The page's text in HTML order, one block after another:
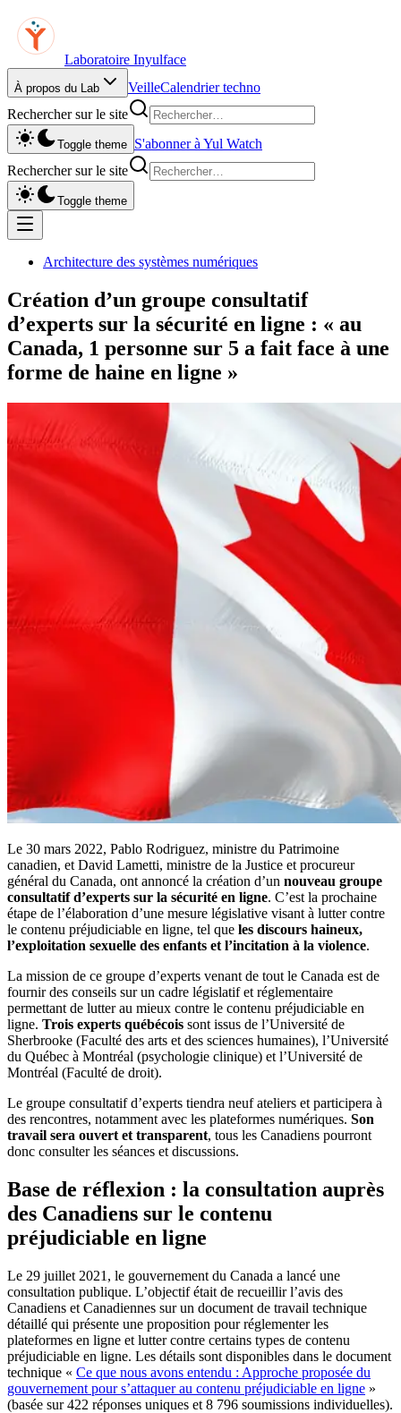
Laboratoire Inyulface
À propos du Lab VeilleCalendrier techno
Rechercher sur le site
Toggle theme S'abonner à Yul Watch
Rechercher sur le site
Toggle theme
Architecture des systèmes numériques
Création d’un groupe consultatif
d’experts sur la sécurité en ligne : « au
Canada, 1 personne sur 5 a fait face à une
forme de haine en ligne »
Le 30 mars 2022, Pablo Rodriguez, ministre du Patrimoine
canadien, et David Lametti, ministre de la Justice et procureur
général du Canada, ont annoncé la création d’un nouveau groupe
consultatif d’experts sur la sécurité en ligne. C’est la prochaine
étape de l’élaboration d’une mesure législative visant à lutter contre
le contenu préjudiciable en ligne, tel que les discours haineux,
l’exploitation sexuelle des enfants et l’incitation à la violence.
La mission de ce groupe d’experts venant de tout le Canada est de
fournir des conseils sur un cadre législatif et réglementaire
permettant de lutter au mieux contre le contenu préjudiciable en
ligne. Trois experts québécois sont issus de l’Université de
Sherbrooke (Faculté des arts et des sciences humaines), l’Université
du Québec à Montréal (psychologie clinique) et l’Université de
Montréal (Faculté de droit).
Le groupe consultatif d’experts tiendra neuf ateliers et participera à
des rencontres, notamment avec les plateformes numériques. Son
travail sera ouvert et transparent, tous les Canadiens pourront
donc consulter les séances et discussions.
Base de réflexion : la consultation auprès
des Canadiens sur le contenu
préjudiciable en ligne
Le 29 juillet 2021, le gouvernement du Canada a lancé une
consultation publique. L’objectif était de recueillir l’avis des
Canadiens et Canadiennes sur un document de travail technique
détaillé qui présente une proposition pour réglementer les
plateformes en ligne et lutter contre certains types de contenu
préjudiciable en ligne. Les détails sont disponibles dans le document
technique « Ce que nous avons entendu : Approche proposée du
gouvernement pour s’attaquer au contenu préjudiciable en ligne »
(basée sur 422 réponses uniques et 8 796 soumissions individuelles).